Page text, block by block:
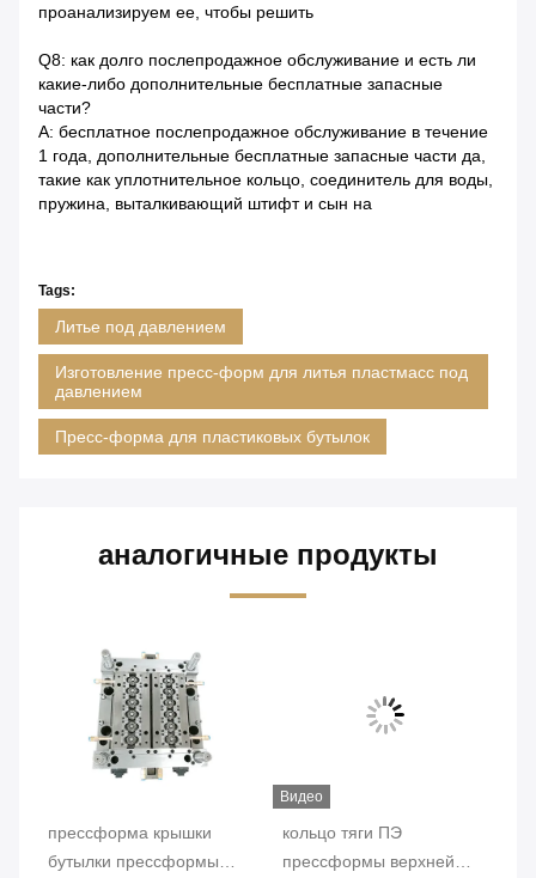
проанализируем ее, чтобы решить
Q8: как долго послепродажное обслуживание и есть ли
какие-либо дополнительные бесплатные запасные
части?
A: бесплатное послепродажное обслуживание в течение
1 года, дополнительные бесплатные запасные части да,
такие как уплотнительное кольцо, соединитель для воды,
пружина, выталкивающий штифт и сын на
Tags:
Литье под давлением
Изготовление пресс-форм для литья пластмасс под
давлением
Пресс-форма для пластиковых бутылок
аналогичные продукты
прессформа крышки
бутылки прессформы
Видео
кольцо тяги ПЭ
прессформы верхней